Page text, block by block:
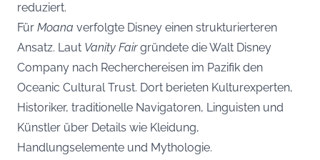
reduziert.
Für Moana verfolgte Disney einen strukturierteren
Ansatz. Laut Vanity Fairgründete die Walt Disney
Company nach Recherchereisen im Pazifik den
Oceanic Cultural Trust. Dort berieten Kulturexperten,
Historiker, traditionelle Navigatoren, Linguisten und
Künstler über Details wie Kleidung,
Handlungselemente und Mythologie.